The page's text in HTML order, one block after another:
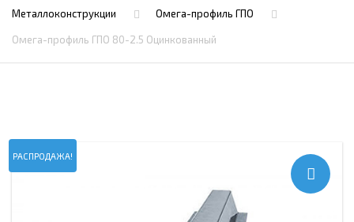
Металлоконструкции Омега-профиль ГПО
Омега-профиль ГПО 80-2.5 Оцинкованный
РАСПРОДАЖА!